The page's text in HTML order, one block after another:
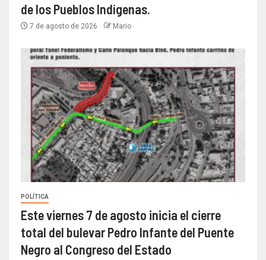
de los Pueblos Indígenas.
7 de agosto de 2026 Mario
POLÍTICA
Este viernes 7 de agosto inicia el cierre
total del bulevar Pedro Infante del Puente
Negro al Congreso del Estado